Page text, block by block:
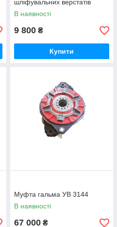
шліфувальних верстатів
В наявності
9 800 ₴
Купити
Муфта гальма УВ 3144
В наявності
67 000 ₴